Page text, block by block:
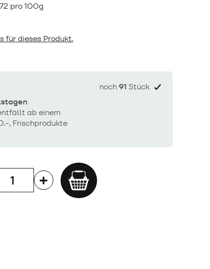
pro 100g
für dieses Produkt.
ab einem
, Frischprodukte
noch91 Stück
Add